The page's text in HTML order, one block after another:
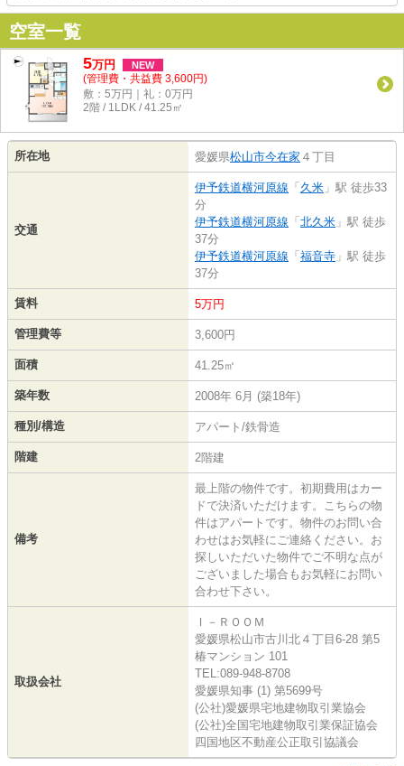
空室一覧
5万円 NEW
(管理費・共益費 3,600円)
敷：5万円｜礼：0万円
2階 / 1LDK / 41.25㎡
所在地 愛媛県松山市今在家 ４丁目
交通
伊予鉄道横河原線 「 久米 」駅 徒歩33
分
伊予鉄道横河原線 「 北久米 」駅 徒歩
37分
伊予鉄道横河原線 「 福音寺 」駅 徒歩
37分
賃料 5万円
管理費等 3,600円
面積 41.25㎡
築年数 2008年 6月 (築18年)
種別/構造 アパート/鉄骨造
階建 2階建
備考
最上階の物件です。初期費用はカー
ドで決済いただけます。こちらの物
件はアパートです。物件のお問い合
わせはお気軽にご連絡ください。お
探しいただいた物件でご不明な点が
ございました場合もお気軽にお問い
合わせ下さい。
取扱会社
Ｉ－ＲＯＯＭ
愛媛県松山市古川北４丁目6-28 第5
椿マンション 101
TEL:089-948-8708
愛媛県知事 (1) 第5699号
(公社)愛媛県宅地建物取引業協会
(公社)全国宅地建物取引業保証協会
四国地区不動産公正取引協議会